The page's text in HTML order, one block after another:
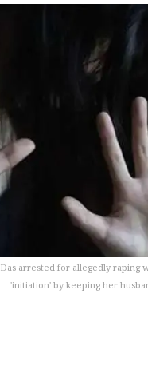
arrested for allegedly raping
'initiation' by keeping her